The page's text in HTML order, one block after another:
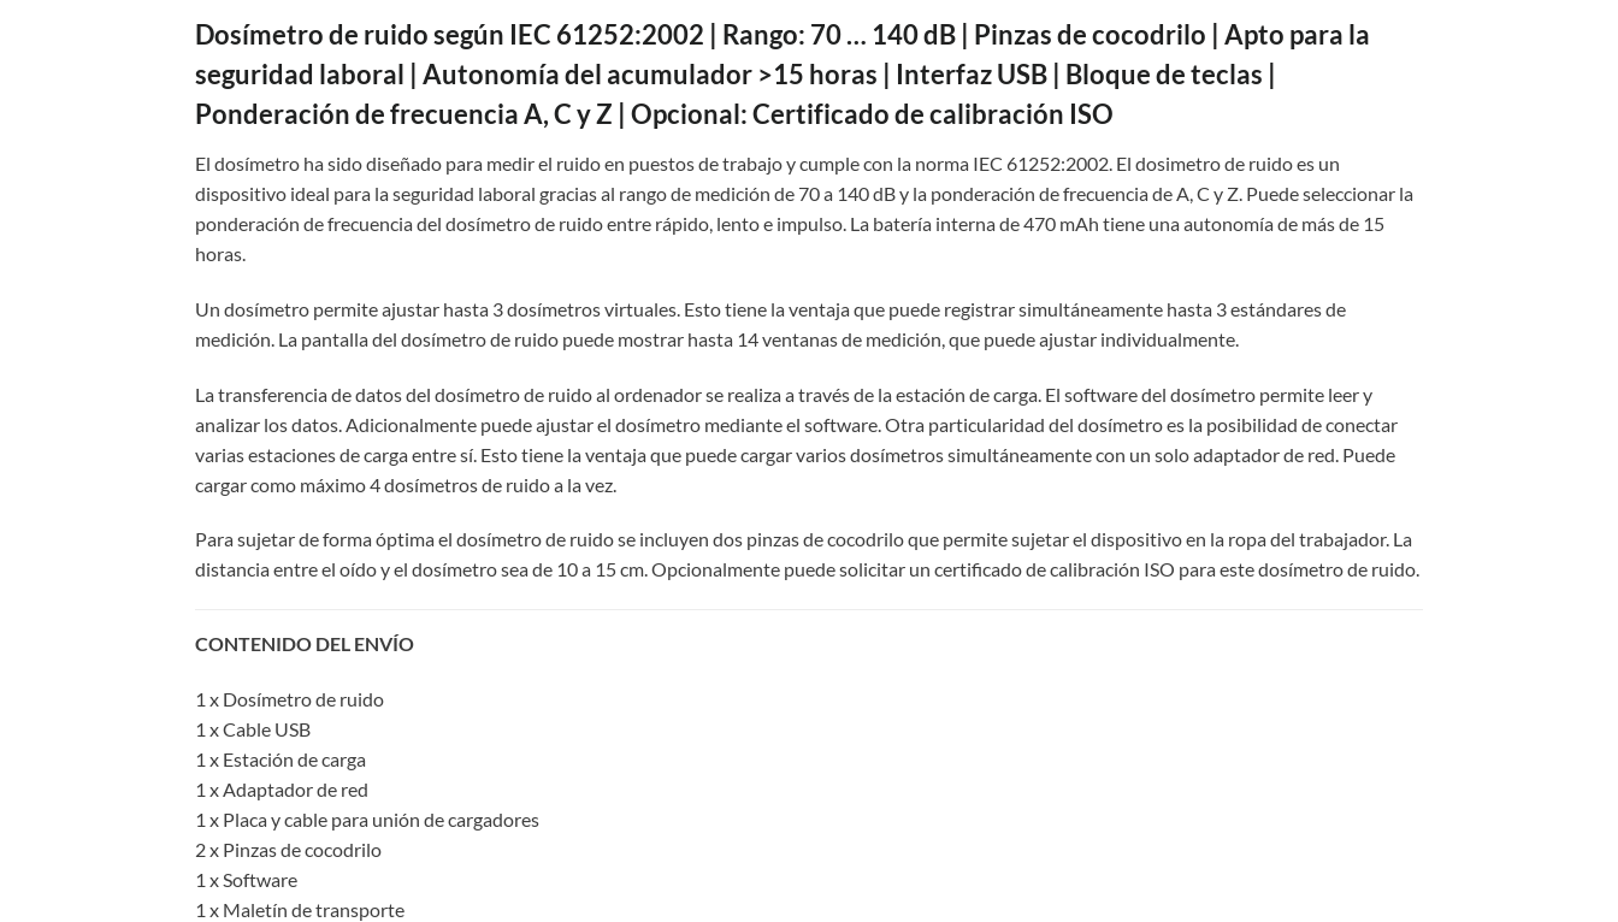
Dosímetro de ruido según IEC 61252:2002 | Rango: 70 … 140 dB | Pinzas de cocodrilo | Apto para la
seguridad laboral | Autonomía del acumulador >15 horas | Interfaz USB | Bloque de teclas |
Ponderación de frecuencia A, C y Z | Opcional: Certificado de calibración ISO
El dosímetro ha sido diseñado para medir el ruido en puestos de trabajo y cumple con la norma IEC 61252:2002. El dosimetro de ruido es un
dispositivo ideal para la seguridad laboral gracias al rango de medición de 70 a 140 dB y la ponderación de frecuencia de A, C y Z. Puede seleccionar la
ponderación de frecuencia del dosímetro de ruido entre rápido, lento e impulso. La batería interna de 470 mAh tiene una autonomía de más de 15
horas.
Un dosímetro permite ajustar hasta 3 dosímetros virtuales. Esto tiene la ventaja que puede registrar simultáneamente hasta 3 estándares de
medición. La pantalla del dosímetro de ruido puede mostrar hasta 14 ventanas de medición, que puede ajustar individualmente.
La transferencia de datos del dosímetro de ruido al ordenador se realiza a través de la estación de carga. El software del dosímetro permite leer y
analizar los datos. Adicionalmente puede ajustar el dosímetro mediante el software. Otra particularidad del dosímetro es la posibilidad de conectar
varias estaciones de carga entre sí. Esto tiene la ventaja que puede cargar varios dosímetros simultáneamente con un solo adaptador de red. Puede
cargar como máximo 4 dosímetros de ruido a la vez.
Para sujetar de forma óptima el dosímetro de ruido se incluyen dos pinzas de cocodrilo que permite sujetar el dispositivo en la ropa del trabajador. La
distancia entre el oído y el dosímetro sea de 10 a 15 cm. Opcionalmente puede solicitar un certificado de calibración ISO para este dosímetro de ruido.
CONTENIDO DEL ENVÍO
1 x Dosímetro de ruido
1 x Cable USB
1 x Estación de carga
1 x Adaptador de red
1 x Placa y cable para unión de cargadores
2 x Pinzas de cocodrilo
1 x Software
1 x Maletín de transporte